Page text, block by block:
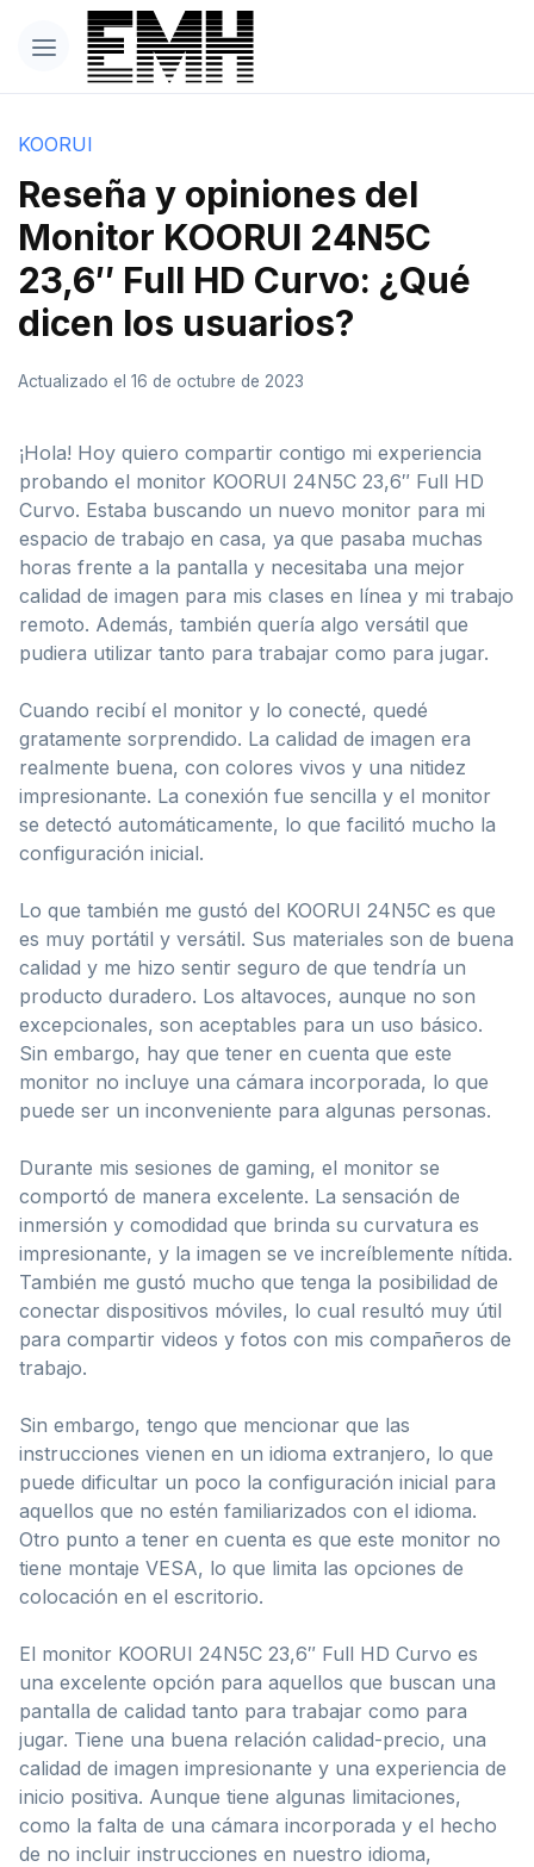
KOORUI
Reseña y opiniones del
Monitor KOORUI 24N5C
23,6″ Full HD Curvo: ¿Qué
dicen los usuarios?
Actualizado el 16 de octubre de 2023
¡Hola! Hoy quiero compartir contigo mi experiencia
probando el monitor KOORUI 24N5C 23,6″ Full HD
Curvo. Estaba buscando un nuevo monitor para mi
espacio de trabajo en casa, ya que pasaba muchas
horas frente a la pantalla y necesitaba una mejor
calidad de imagen para mis clases en línea y mi trabajo
remoto. Además, también quería algo versátil que
pudiera utilizar tanto para trabajar como para jugar.
Cuando recibí el monitor y lo conecté, quedé
gratamente sorprendido. La calidad de imagen era
realmente buena, con colores vivos y una nitidez
impresionante. La conexión fue sencilla y el monitor
se detectó automáticamente, lo que facilitó mucho la
configuración inicial.
Lo que también me gustó del KOORUI 24N5C es que
es muy portátil y versátil. Sus materiales son de buena
calidad y me hizo sentir seguro de que tendría un
producto duradero. Los altavoces, aunque no son
excepcionales, son aceptables para un uso básico.
Sin embargo, hay que tener en cuenta que este
monitor no incluye una cámara incorporada, lo que
puede ser un inconveniente para algunas personas.
Durante mis sesiones de gaming, el monitor se
comportó de manera excelente. La sensación de
inmersión y comodidad que brinda su curvatura es
impresionante, y la imagen se ve increíblemente nítida.
También me gustó mucho que tenga la posibilidad de
conectar dispositivos móviles, lo cual resultó muy útil
para compartir videos y fotos con mis compañeros de
trabajo.
Sin embargo, tengo que mencionar que las
instrucciones vienen en un idioma extranjero, lo que
puede dificultar un poco la configuración inicial para
aquellos que no estén familiarizados con el idioma.
Otro punto a tener en cuenta es que este monitor no
tiene montaje VESA, lo que limita las opciones de
colocación en el escritorio.
El monitor KOORUI 24N5C 23,6″ Full HD Curvo es
una excelente opción para aquellos que buscan una
pantalla de calidad tanto para trabajar como para
jugar. Tiene una buena relación calidad-precio, una
calidad de imagen impresionante y una experiencia de
inicio positiva. Aunque tiene algunas limitaciones,
como la falta de una cámara incorporada y el hecho
de no incluir instrucciones en nuestro idioma,